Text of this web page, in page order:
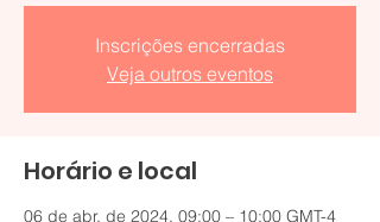
Inscrições encerradas
Veja outros eventos
Horário e local
06 de abr. de 2024, 09:00 – 10:00 GMT-4